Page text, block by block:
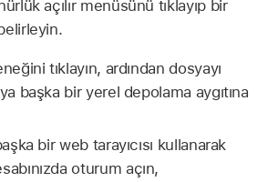
açılır menüsünü tıklayıp bir
tıklayın, ardından dosyayı
başka bir yerel depolama aygıtına
bir web tarayıcısı kullanarak
oturum açın,